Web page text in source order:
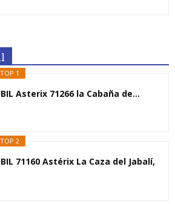
1
Asterix 71266 la Cabaña de...
2
71160 Astérix La Caza del Jabalí,